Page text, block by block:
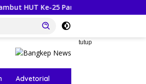
Demokrat Banggai Kepulauan
tutup
Advetorial